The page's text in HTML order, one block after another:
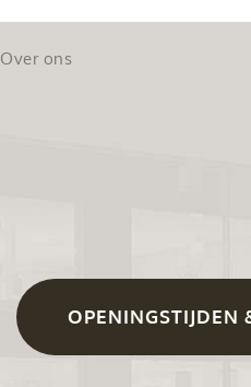
Over ons
OPENINGSTIJDEN